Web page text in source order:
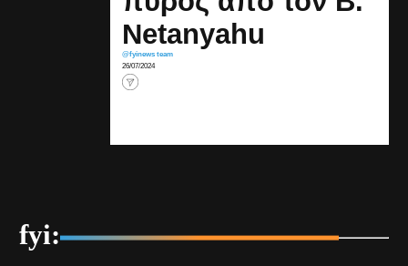
Netanyahu
@fyinews team
26/07/2024
fyi: